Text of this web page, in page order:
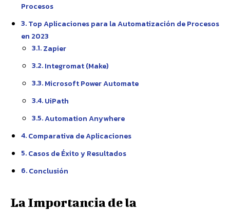
Procesos
Top Aplicaciones para la Automatización de Procesos
en 2023
Zapier
Integromat (Make)
Microsoft Power Automate
UiPath
Automation Anywhere
Comparativa de Aplicaciones
Casos de Éxito y Resultados
Conclusión
La Importancia de la